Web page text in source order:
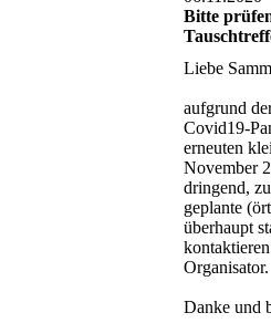
Bitte
Liebe
aufgrund
Covid19-
erneuten
November
dringend,
geplante
überhaupt
Organisator.
Danke und